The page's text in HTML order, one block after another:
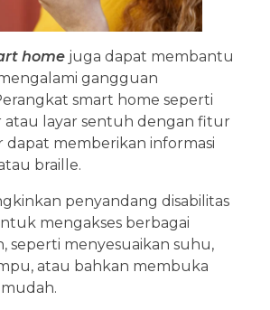
home juga dapat membantu
gangguan
smart home seperti
atau layar sentuh dengan fitur
dapat memberikan informasi
braille.
penyandang disabilitas
mengakses berbagai
seperti menyesuaikan suhu,
atau bahkan membuka